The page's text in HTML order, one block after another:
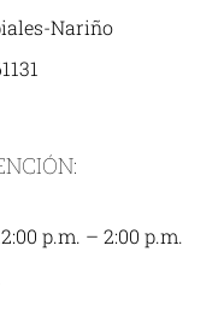
Nariño
p.m. – 2:00 p.m.